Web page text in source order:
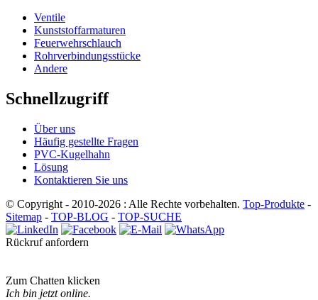
Ventile
Kunststoffarmaturen
Feuerwehrschlauch
Rohrverbindungsstücke
Andere
Schnellzugriff
Über uns
Häufig gestellte Fragen
PVC-Kugelhahn
Lösung
Kontaktieren Sie uns
© Copyright - 2010-2026 : Alle Rechte vorbehalten. Top-Produkte -
Sitemap - TOP-BLOG - TOP-SUCHE
Rückruf anfordern
Zum Chatten klicken
Ich bin jetzt online.